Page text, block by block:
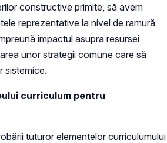
constructive primite, să avem
reprezentative la nivel de ramură
impactul asupra resursei
unor strategii comune care să
sistemice.
curriculum pentru
tuturor elementelor curriculumului